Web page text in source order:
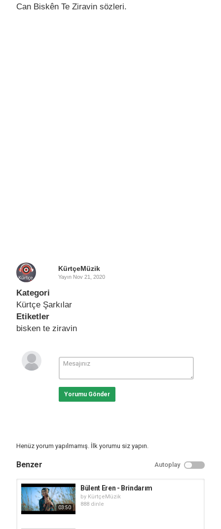
Can Biskên Te Ziravin sözleri.
KürtçeMüzik
Yayın Nov 21, 2020
Kategori
Kürtçe Şarkılar
Etiketler
bisken te ziravin
Yorumu Gönder
Henüz yorum yapılmamış. İlk yorumu siz yapın.
Benzer Autoplay
03:50
Bülent Eren - Brindarım
by KürtçeMüzik
888 dinle